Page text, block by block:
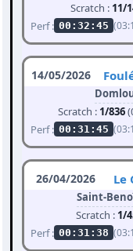
Scratch : 11/
Perf : 00:32:45
14/05/2026
Scratch : 1/836
Perf : 00:31:45
26/04/2026 Le
Saint-
Scratch : 1/
Perf : 00:31:38